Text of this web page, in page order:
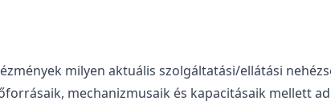
milyen aktuális szolgáltatási/ellátási
mechanizmusaik és kapacitásaik mellett